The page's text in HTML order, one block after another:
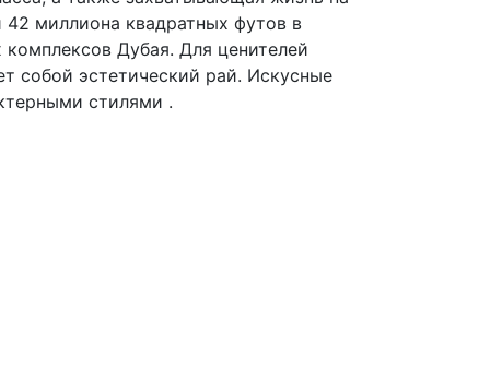
миллиона квадратных футов в
Дубая. Для ценителей
собой эстетический рай. Искусные
стилями .